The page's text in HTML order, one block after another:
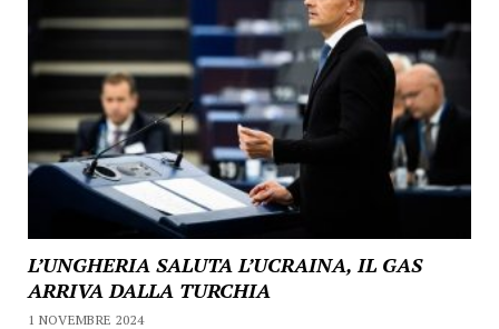
L’UNGHERIA SALUTA L’UCRAINA, IL GAS
ARRIVA DALLA TURCHIA
1 NOVEMBRE 2024